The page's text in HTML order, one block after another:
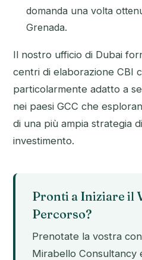
domanda una volta
Grenada.
Il nostro ufficio di Dubai
centri di elaborazione CBI
particolarmente adatto a
nei paesi GCC che
di una più ampia strategia
investimento.
Pronti a Iniziare il
Percorso?
Prenotate la vostra
Mirabello Consultancy